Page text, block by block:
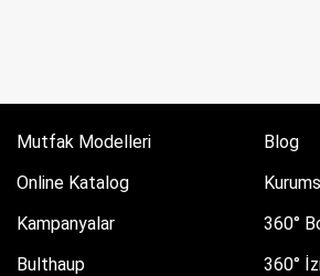
Mutfak Modelleri
Online Katalog
Kampanyalar
Bulthaup
Blog
360°
360°